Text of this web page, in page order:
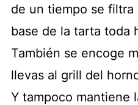
de un tiempo se
base de la tarta toda
También se encoge
llevas al grill del
Y tampoco mantiene